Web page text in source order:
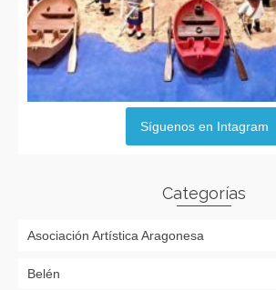
Síguenos en Intagram
Categorías
Asociación Artística Aragonesa
Belén